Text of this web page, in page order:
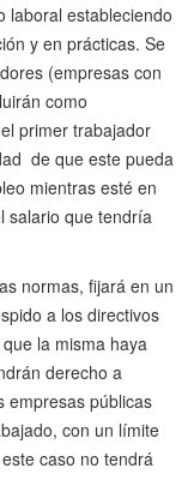
laboral estableciendo
y en prácticas. Se
(empresas con
como
primer trabajador
de que este pueda
mientras esté en
salario que tendría
normas, fijará en un
a los directivos
la misma haya
derecho a
empresas públicas
con un límite
caso no tendrá